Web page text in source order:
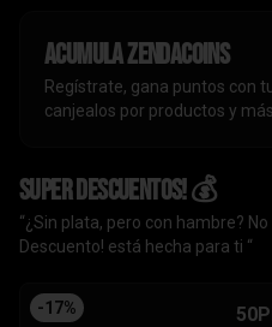
AcumulaZendaCoins
Regístrate, gana puntos con
canjealos por productos y más
SUPER DESCUENTOS! 💰
“¿Sin plata, pero con hambre?
Descuento! está hecha para ti “
-17%